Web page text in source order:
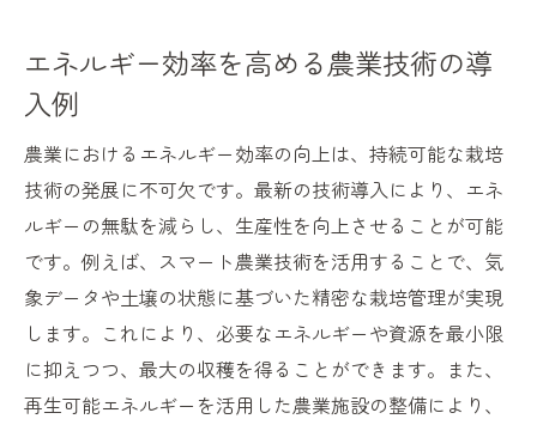
エネルギー効率を高める農業技術の導
入例
農業におけるエネルギー効率の向上は、持続可能な栽培
技術の発展に不可欠です。最新の技術導入により、エネ
ルギーの無駄を減らし、生産性を向上させることが可能
です。例えば、スマート農業技術を活用することで、気
象データや土壌の状態に基づいた精密な栽培管理が実現
します。これにより、必要なエネルギーや資源を最小限
に抑えつつ、最大の収穫を得ることができます。また、
再生可能エネルギーを活用した農業施設の整備により、